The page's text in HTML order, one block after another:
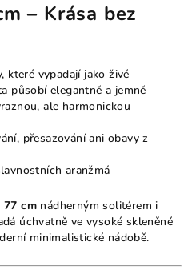
– Krása bez
které vypadají jako živé
působí elegantně a jemně
ale harmonickou
přesazování ani obavy z
aranžmá
77 cm nádherným solitérem i
úchvatně ve vysoké skleněné
minimalistické nádobě.